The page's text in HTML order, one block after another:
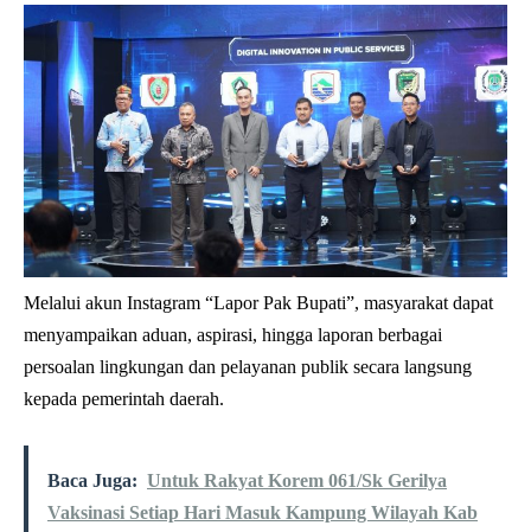
Melalui akun Instagram “Lapor Pak Bupati”, masyarakat dapat
menyampaikan aduan, aspirasi, hingga laporan berbagai
persoalan lingkungan dan pelayanan publik secara langsung
kepada pemerintah daerah.
Baca Juga: Untuk Rakyat Korem 061/Sk Gerilya
Vaksinasi Setiap Hari Masuk Kampung Wilayah Kab